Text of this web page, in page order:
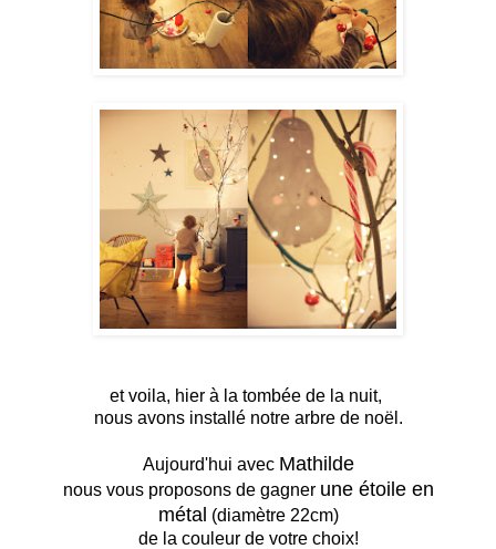
et voila, hier à la tombée de la nuit,
nous avons installé notre arbre de noël.
Aujourd'hui avec Mathilde
nous vous proposons de gagner une étoile en
métal (diamètre 22cm)
de la couleur de votre choix!